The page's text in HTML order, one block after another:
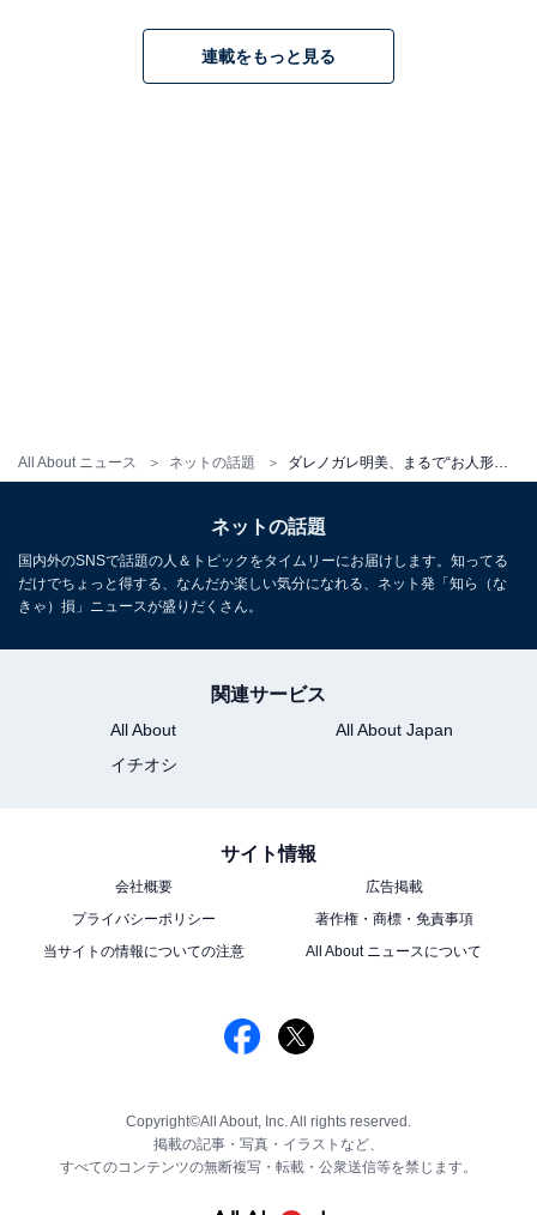
All About ニュース ネットの話題
連載をもっと見る
ネットの話題
国内外のSNSで話題の人＆トピックをタイムリーにお届けします。知ってる
だけでちょっと得する、なんだか楽しい気分になれる、ネット発「知ら（な
きゃ）損」ニュースが盛りだくさん。
関連サービス
All About
All About Japan
イチオシ
サイト情報
会社概要
広告掲載
プライバシーポリシー
著作権・商標・免責事項
当サイトの情報についての注意
All About ニュースについて
Copyright©All About, Inc. All rights reserved.
掲載の記事・写真・イラストなど、
すべてのコンテンツの無断複写・転載・公衆送信等を禁じます。